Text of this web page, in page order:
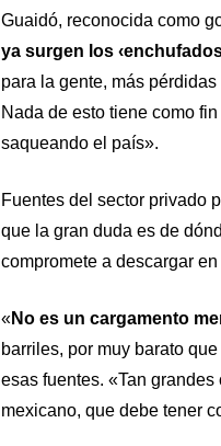
Guaidó, reconocida como
ya surgen los
para la gente, más
Nada de esto tiene como
saqueando el país».
Fuentes del sector privado
que la gran duda es de
compromete a descargar
«No es un cargamento
barriles, por muy barato
esas fuentes. «Tan
mexicano, que debe tener